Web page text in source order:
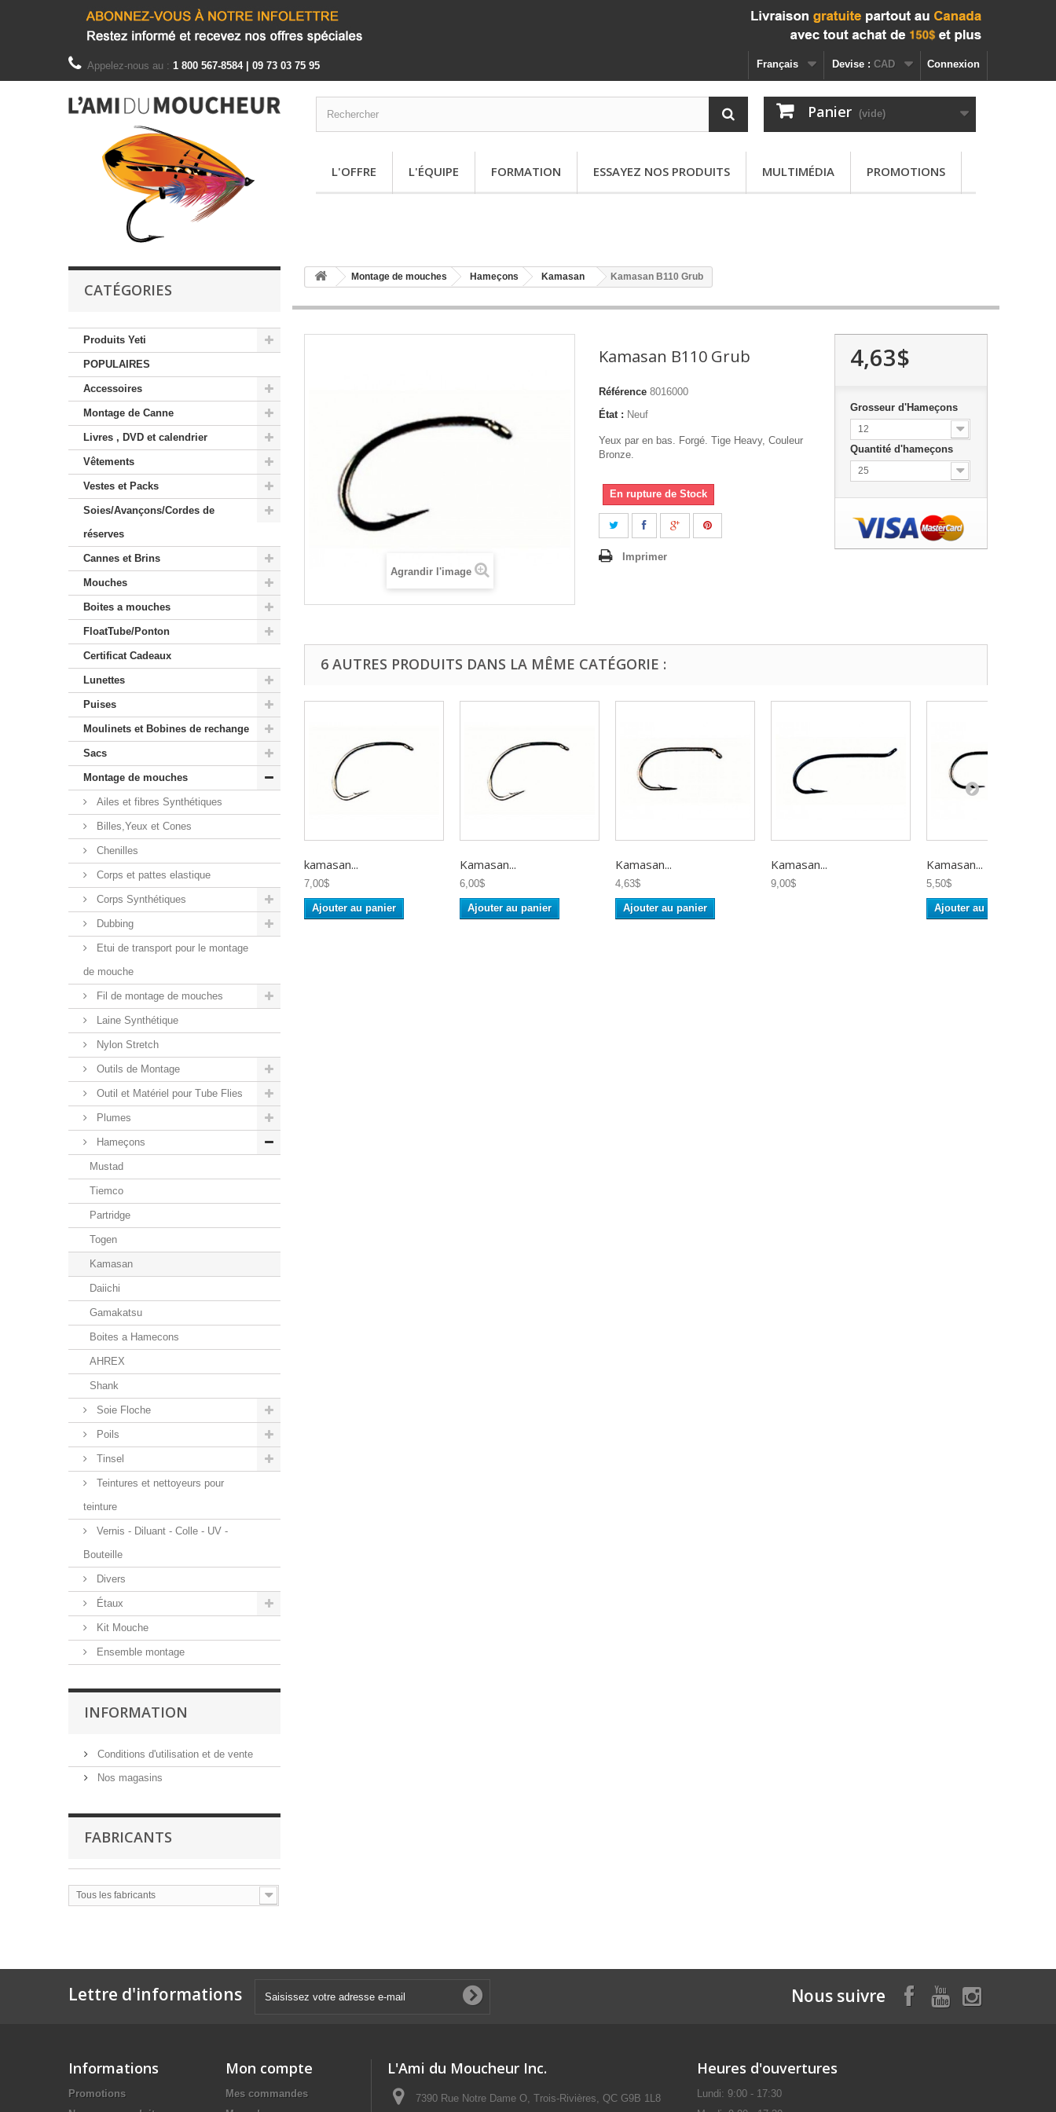
Connexion
Devise : CAD
Français
Appelez-nous au : 1 800 567-8584 | 09 73 03 75 95
Panier (vide)
L'OFFRE L'ÉQUIPE FORMATION ESSAYEZ NOS PRODUITS MULTIMÉDIA PROMOTIONS
CATÉGORIES
Produits Yeti
POPULAIRES
Accessoires
Montage de Canne
Livres , DVD et calendrier
Vêtements
Vestes et Packs
Soies/Avançons/Cordes de
réserves
Cannes et Brins
Mouches
Boites a mouches
FloatTube/Ponton
Certificat Cadeaux
Lunettes
Puises
Moulinets et Bobines de rechange
Sacs
Montage de mouches
Ailes et fibres Synthétiques
Billes,Yeux et Cones
Chenilles
Corps et pattes elastique
Corps Synthétiques
Dubbing
Etui de transport pour le montage
de mouche
Fil de montage de mouches
Laine Synthétique
Nylon Stretch
Outils de Montage
Outil et Matériel pour Tube Flies
Plumes
Hameçons
Mustad
Tiemco
Partridge
Togen
Kamasan
Daiichi
Gamakatsu
Boites a Hamecons
AHREX
Shank
Soie Floche
Poils
Tinsel
Teintures et nettoyeurs pour
teinture
Vernis - Diluant - Colle - UV -
Bouteille
Divers
Étaux
Kit Mouche
Ensemble montage
INFORMATION
Conditions d'utilisation et de vente
Nos magasins
FABRICANTS
Tous les fabricants
Montage de mouches Hameçons Kamasan Kamasan B110 Grub
Agrandir l'image
Kamasan B110 Grub
Référence 8016000
État : Neuf
Yeux par en bas. Forgé. Tige Heavy, Couleur
Bronze.
En rupture de Stock
Imprimer
4,63$
Grosseur d'Hameçons
12
Quantité d'hameçons
25
6 AUTRES PRODUITS DANS LA MÊME CATÉGORIE :
kamasan...
7,00$
Ajouter au panier
Kamasan...
6,00$
Ajouter au panier
Kamasan...
4,63$
Ajouter au panier
Kamasan...
9,00$
Kamasan...
5,50$
Ajouter au panier
Lettre d'informations Nous suivre
Informations
Promotions
Mon compte
Mes commandes
L'Ami du Moucheur Inc.
7390 Rue Notre Dame O, Trois-Rivières, QC G9B 1L8
Heures d'ouvertures
Lundi: 9:00 - 17:30